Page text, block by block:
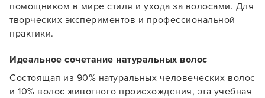
помощником в мире стиля и ухода за волосами. Для
творческих экспериментов и профессиональной
практики.
Идеальное сочетание натуральных волос
Состоящая из 90% натуральных человеческих волос
и 10% волос животного происхождения, эта учебная